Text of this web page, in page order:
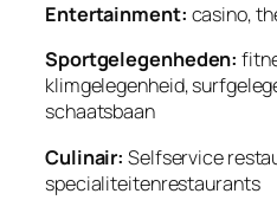
Entertainment: casino,
Sportgelegenheden:
klimgelegenheid,
schaatsbaan
Culinair: Selfservice
specialiteitenrestaurants